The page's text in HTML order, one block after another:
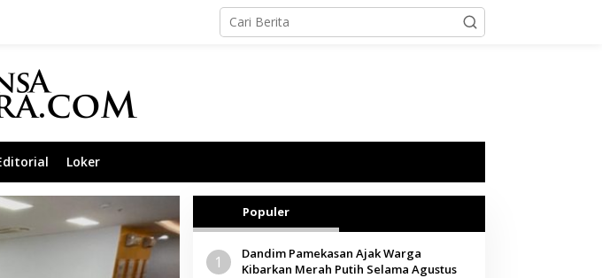
Loker
Populer
1
Dandim Pamekasan Ajak Warga
Kibarkan Merah Putih Selama Agustus